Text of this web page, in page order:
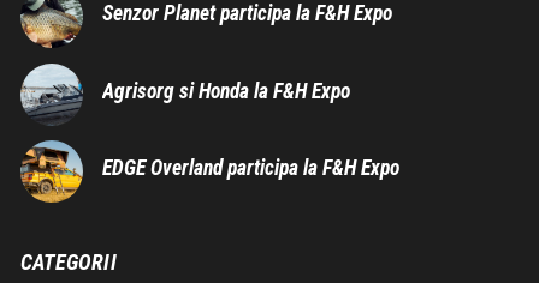
Senzor Planet participa la F&H Expo
Agrisorg si Honda la F&H Expo
EDGE Overland participa la F&H Expo
CATEGORII